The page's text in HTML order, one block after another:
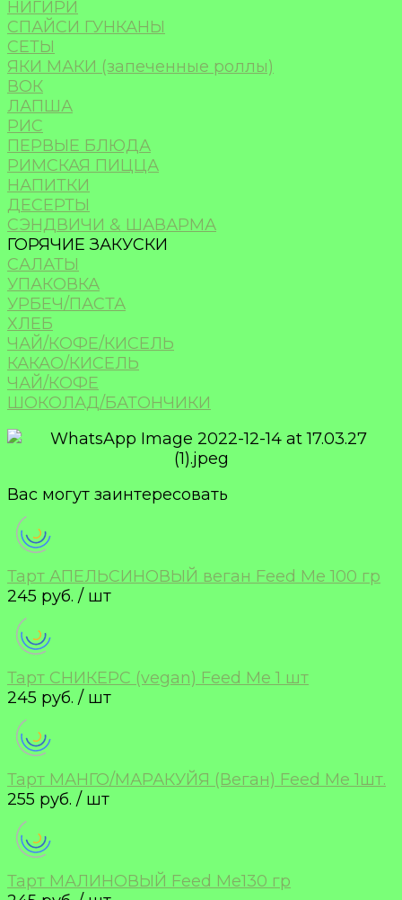
НИГИРИ
СПАЙСИ ГУНКАНЫ
СЕТЫ
ЯКИ МАКИ (запеченные роллы)
ВОК
ЛАПША
РИС
ПЕРВЫЕ БЛЮДА
РИМСКАЯ ПИЦЦА
НАПИТКИ
ДЕСЕРТЫ
СЭНДВИЧИ & ШАВАРМА
ГОРЯЧИЕ ЗАКУСКИ
САЛАТЫ
УПАКОВКА
УРБЕЧ/ПАСТА
ХЛЕБ
ЧАЙ/КОФЕ/КИСЕЛЬ
КАКАО/КИСЕЛЬ
ЧАЙ/КОФЕ
ШОКОЛАД/БАТОНЧИКИ
Вас могут заинтересовать
Тарт АПЕЛЬСИНОВЫЙ веган Feed Me 100 гр
245 руб. / шт
Тарт СНИКЕРС (vegan) Feed Me 1 шт
245 руб. / шт
Тарт МАНГО/МАРАКУЙЯ (Веган) Feed Me 1шт.
255 руб. / шт
Тарт МАЛИНОВЫЙ Feed Me130 гр